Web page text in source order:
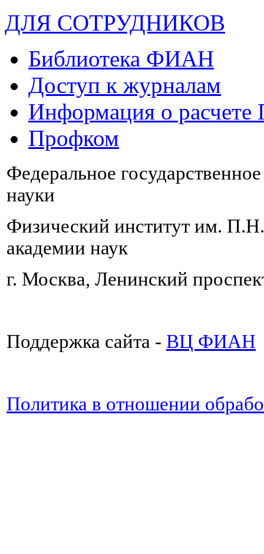
ДЛЯ СОТРУДНИКОВ
Библиотека ФИАН
Доступ к журналам
Информация о
Профком
Федеральное
науки
Физический институт им.
академии наук
г. Москва, Ленинский
Поддержка сайта - ВЦ ФИАН
Политика в отношении